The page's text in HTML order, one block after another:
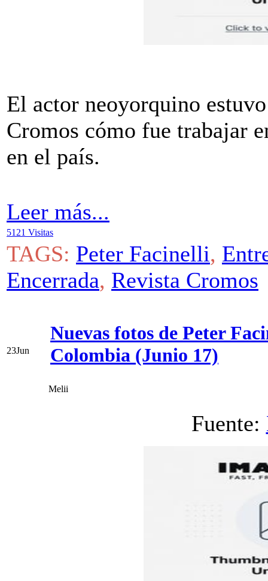
El actor neoyorquino
Cromos cómo fue trabajar
en el país.
Leer más...
5121 Visitas
TAGS: Peter Facinelli,
Encerrada, Revista Cromos
23Jun
Nuevas fotos de Peter
Colombia (Junio 17)
Melii
Fuente: